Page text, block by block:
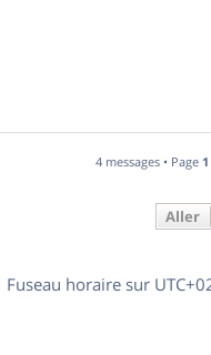
4 messages • Page 1
Aller
Fuseau horaire sur